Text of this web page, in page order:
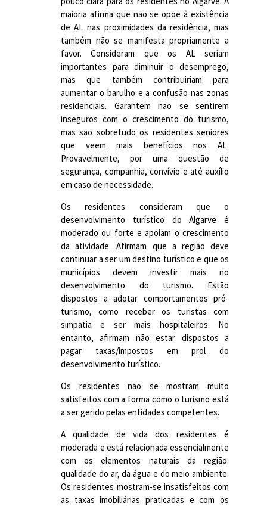
maioria afirma que não se opõe à existência
de AL nas proximidades da residência, mas
também não se manifesta propriamente a
favor. Consideram que os AL seriam
importantes para diminuir o desemprego,
mas que também contribuiriam para
aumentar o barulho e a confusão nas zonas
residenciais. Garantem não se sentirem
inseguros com o crescimento do turismo,
mas são sobretudo os residentes seniores
que veem mais benefícios nos AL.
Provavelmente, por uma questão de
segurança, companhia, convívio e até auxílio
em caso de necessidade.
Os residentes consideram que o
desenvolvimento turístico do Algarve é
moderado ou forte e apoiam o crescimento
da atividade. Afirmam que a região deve
continuar a ser um destino turístico e que os
municípios devem investir mais no
desenvolvimento do turismo. Estão
dispostos a adotar comportamentos pró-
turismo, como receber os turistas com
simpatia e ser mais hospitaleiros. No
entanto, afirmam não estar dispostos a
pagar taxas/impostos em prol do
desenvolvimento turístico.
Os residentes não se mostram muito
satisfeitos com a forma como o turismo está
a ser gerido pelas entidades competentes.
A qualidade de vida dos residentes é
moderada e está relacionada essencialmente
com os elementos naturais da região:
qualidade do ar, da água e do meio ambiente.
Os residentes mostram-se insatisfeitos com
as taxas imobiliárias praticadas e com os